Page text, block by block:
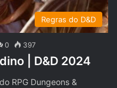
Regras do D&D
0 397
| D&D 2024
RPG Dungeons &